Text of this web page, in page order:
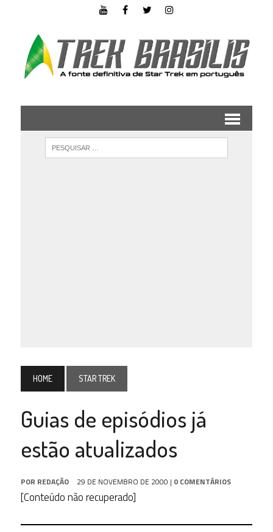
HOME STAR TREK
Guias de episódios já
estão atualizados
POR REDAÇÃO 29 DE NOVEMBRO DE 2000 | 0 COMENTÁRIOS
[Conteúdo não recuperado]